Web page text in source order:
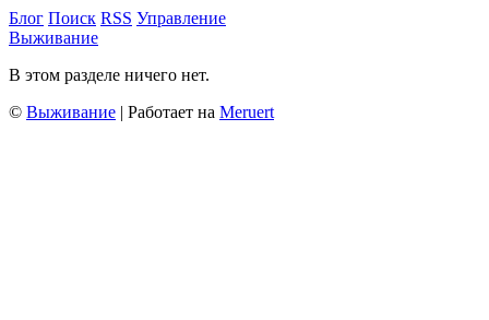
Блог Поиск RSS Управление
Выживание
В этом разделе ничего нет.
© Выживание | Работает на Meruert